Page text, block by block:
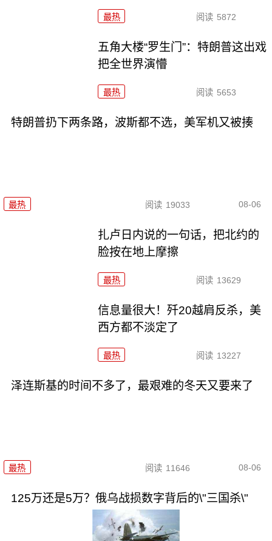
最热 阅读 5872
五角大楼“罗生门”：特朗普这出戏
把全世界演懵
最热 阅读 5653
特朗普扔下两条路，波斯都不选，美军机又被揍
最热 阅读 19033 08-06
扎卢日内说的一句话，把北约的
脸按在地上摩擦
最热 阅读 13629
信息量很大！歼20越肩反杀，美
西方都不淡定了
最热 阅读 13227
泽连斯基的时间不多了，最艰难的冬天又要来了
最热 阅读 11646 08-06
125万还是5万？俄乌战损数字背后的\"三国杀\"